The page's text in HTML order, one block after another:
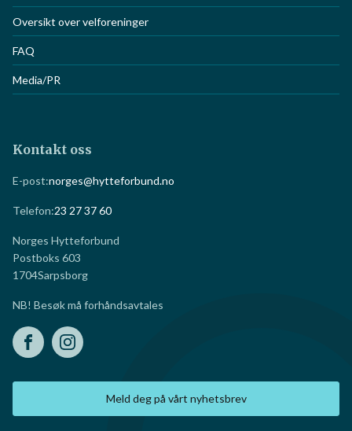
Oversikt over velforeninger
FAQ
Media/PR
Kontakt oss
E-post:norges@hytteforbund.no
Telefon:23 27 37 60
Norges Hytteforbund
Postboks 603
1704Sarpsborg
NB! Besøk må forhåndsavtales
Meld deg på vårt nyhetsbrev